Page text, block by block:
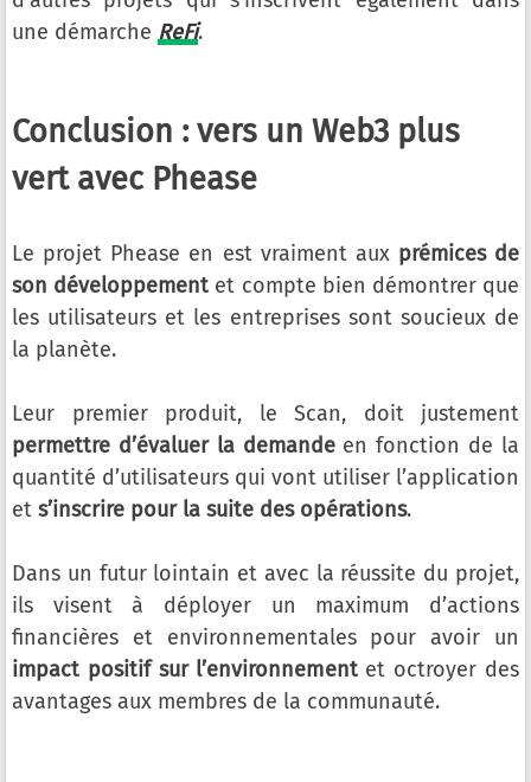
une démarche ReFi.
Conclusion : vers un Web3 plus
vert avec Phease
Le projet Phease en est vraiment aux prémices de
son développement et compte bien démontrer que
les utilisateurs et les entreprises sont soucieux de
la planète.
Leur premier produit, le Scan, doit justement
permettre d’évaluer la demandeen fonction de la
quantité d’utilisateurs qui vont utiliser l’application
et s’inscrire pour la suite des opérations.
Dans un futur lointain et avec la réussite du projet,
ils visent à déployer un maximum d’actions
financières et environnementales pour avoir un
impact positif sur l’environnementet octroyer des
avantages aux membres de la communauté.